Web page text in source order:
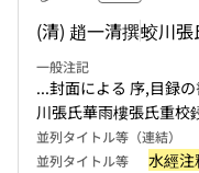
(清) 趙一清撰蛟川張
一般注記
...封面による 序,目録
川張氏華雨樓張氏重校
並列タイトル等（連結）
並列タイトル等 水經注